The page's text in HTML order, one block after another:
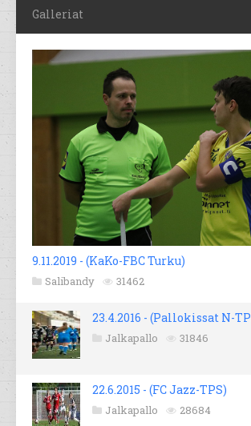
Galleriat
9.11.2019 - (KaKo-FBC Turku)
Salibandy 31462
23.4.2016 - (Pallokissat N-
Jalkapallo 31846
22.6.2015 - (FC Jazz-TPS)
Jalkapallo 28684